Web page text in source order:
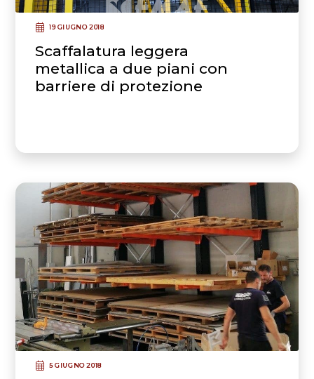
19 GIUGNO 2018
Scaffalatura leggera
metallica a due piani con
barriere di protezione
5 GIUGNO 2018